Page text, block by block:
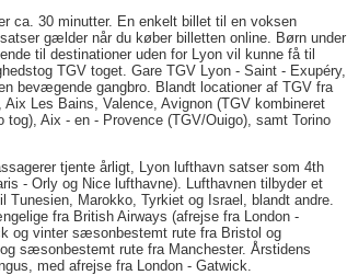
ca. 30 minutter. En enkelt billet til en voksen
gælder når du køber billetten online. Børn under
til destinationer uden for Lyon vil kunne få til
TGV toget. Gare TGV Lyon - Saint - Exupéry,
bevægende gangbro. Blandt locationer af TGV fra
Aix Les Bains, Valence, Avignon (TGV kombineret
Aix - en - Provence (TGV/Ouigo), samt Torino
tjente årligt, Lyon lufthavn satser som 4th
- Orly og Nice lufthavne). Lufthavnen tilbyder et
Marokko, Tyrkiet og Israel, blandt andre.
fra British Airways (afrejse fra London -
og vinter sæsonbestemt rute fra Bristol og
sæsonbestemt rute fra Manchester. Årstidens
med afrejse fra London - Gatwick.